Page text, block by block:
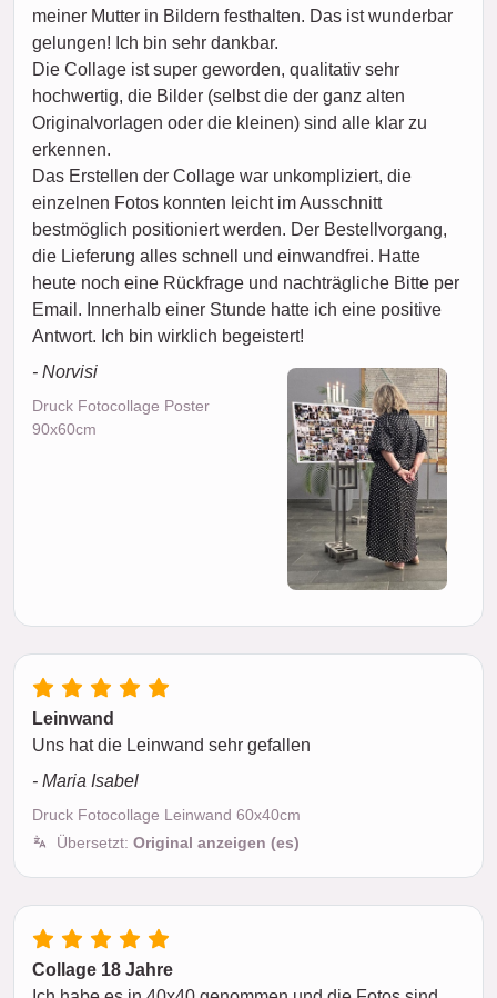
meiner Mutter in Bildern festhalten. Das ist wunderbar
gelungen! Ich bin sehr dankbar.
Die Collage ist super geworden, qualitativ sehr
hochwertig, die Bilder (selbst die der ganz alten
Originalvorlagen oder die kleinen) sind alle klar zu
erkennen.
Das Erstellen der Collage war unkompliziert, die
einzelnen Fotos konnten leicht im Ausschnitt
bestmöglich positioniert werden. Der Bestellvorgang,
die Lieferung alles schnell und einwandfrei. Hatte
heute noch eine Rückfrage und nachträgliche Bitte per
Email. Innerhalb einer Stunde hatte ich eine positive
Antwort. Ich bin wirklich begeistert!
- Norvisi
Druck Fotocollage Poster
90x60cm
Leinwand
Uns hat die Leinwand sehr gefallen
- Maria Isabel
Druck Fotocollage Leinwand 60x40cm
Übersetzt: Original anzeigen (es)
Collage 18 Jahre